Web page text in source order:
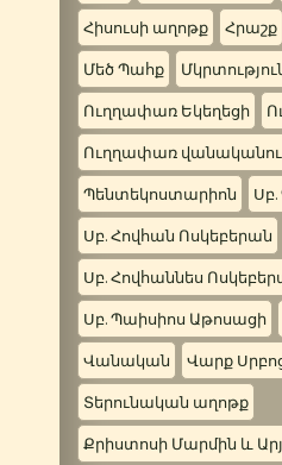
Հիսուսի աղոթք Հրաշք
Մեծ Պահք
Ուղղափառ Եկեղեցի
Ուղղափառ
Պենտեկոստարիոն
Սբ. Հովհան Ոսկեբերան
Սբ. Հովհաննես
Սբ. Պաիսիոս Աթոսացի
Վանական Վարք
Տերունական աղոթք
Քրիստոսի Մարմին և